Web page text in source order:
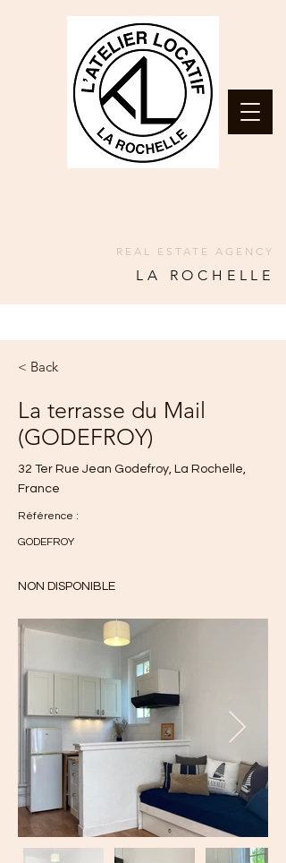
REAL ESTATE AGENCY
LA ROCHELLE
< Back
La terrasse du Mail
(GODEFROY)
32 Ter Rue Jean Godefroy, La Rochelle,
France
Référence :
GODEFROY
NON DISPONIBLE